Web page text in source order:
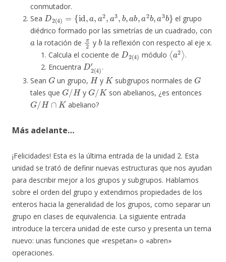
conmutador.
Sea
D2(4)={ id ,a ,a ,b ,a , b, 3b}
el grupo
diédrico formado por las simetrías de un cuadrado, con
a
la rotación de
π2
y
b
la reflexión con respecto al eje x.
Calcula el cociente de
D2(4
módulo
⟨a2⟩
.
Encuentra
D2(4)′
.
Sean
un grupo,
H
y subgrupos normales de
tales que
G/H
y
G/K
son abelianos, ¿es entonces
G/H ∩K
abeliano?
Más adelante…
¡Felicidades! Esta es la última entrada de la unidad 2. Esta
unidad se trató de definir nuevas estructuras que nos ayudan
para describir mejor a los grupos y subgrupos. Hablamos
sobre el orden del grupo y extendimos propiedades de los
enteros hacia la generalidad de los grupos, como separar un
grupo en clases de equivalencia. La siguiente entrada
introduce la tercera unidad de este curso y presenta un tema
nuevo: unas funciones que «respetan» o «abren»
operaciones.